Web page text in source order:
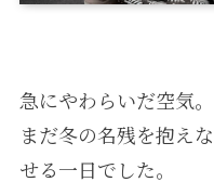
急にやわらいだ空気。
まだ冬の名残を抱え
せる一日でした。